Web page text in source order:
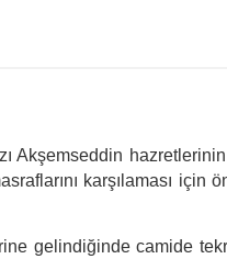
Akşemseddin
karşılaması için
gelindiğinde camide